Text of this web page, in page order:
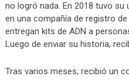
no logró nada. En 2018 tuvo
en una compañía de registro
entregan kits de ADN a
Luego de enviar su historia,
Tras varios meses, recibió un